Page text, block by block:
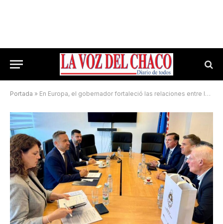
Portada » En Europa, el gobernador fortaleció las relaciones entre la Argentina y Croacia